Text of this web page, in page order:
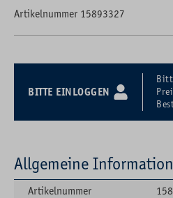
Artikelnummer 15893327
BITTE EINLOGGEN
Allgemeine
Artikelnummer